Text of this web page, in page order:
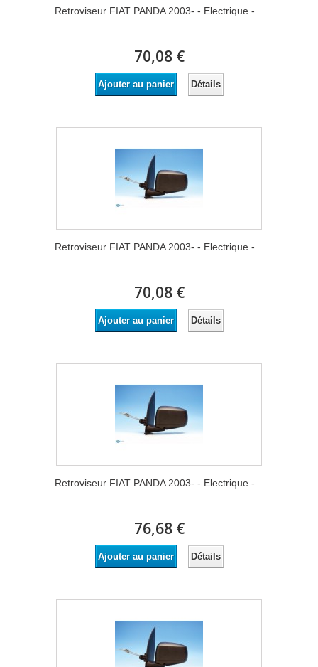
Retroviseur FIAT PANDA 2003- - Electrique -...
70,08 €
Ajouter au panier Détails
Retroviseur FIAT PANDA 2003- - Electrique -...
70,08 €
Ajouter au panier Détails
Retroviseur FIAT PANDA 2003- - Electrique -...
76,68 €
Ajouter au panier Détails